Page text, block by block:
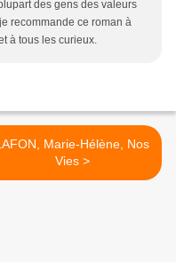
des gens des valeurs
recommande ce roman à
à tous les curieux.
Marie-Hélène, Nos
Vies >